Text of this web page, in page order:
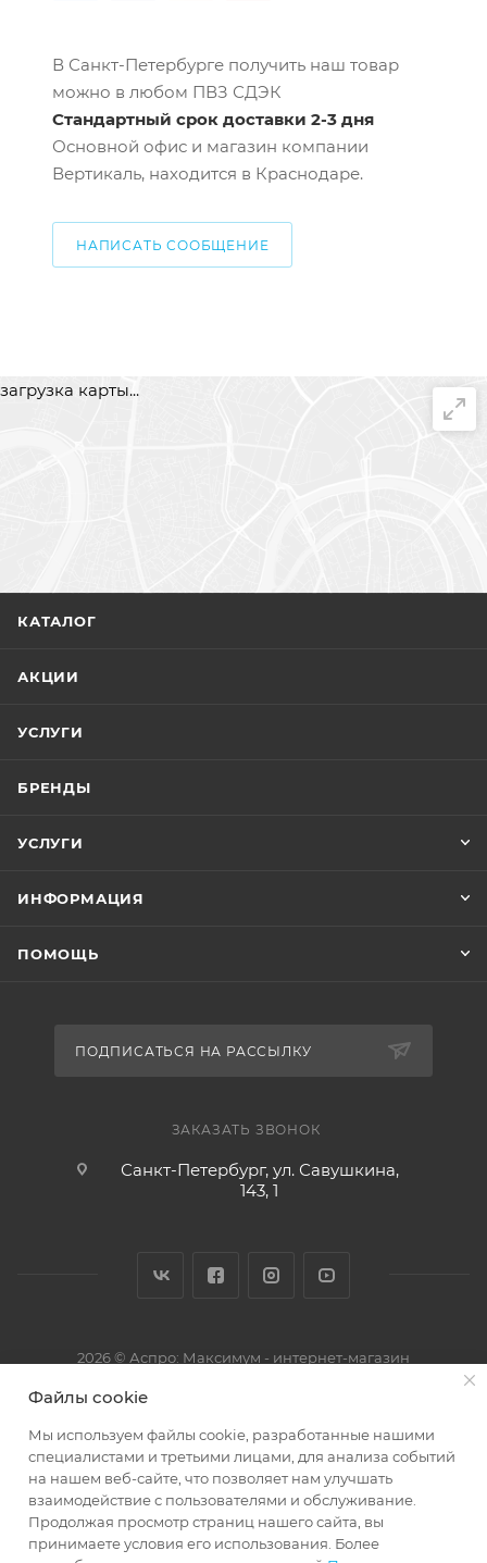
В Санкт-Петербурге получить наш товар
можно в любом ПВЗ СДЭК
Стандартный срок доставки 2-3 дня
Основной офис и магазин компании
Вертикаль, находится в Краснодаре.
НАПИСАТЬ СООБЩЕНИЕ
загрузка карты...
КАТАЛОГ
АКЦИИ
УСЛУГИ
БРЕНДЫ
УСЛУГИ
ИНФОРМАЦИЯ
ПОМОЩЬ
ПОДПИСАТЬСЯ НА РАССЫЛКУ
ЗАКАЗАТЬ ЗВОНОК
Санкт-Петербург, ул. Савушкина,
143, 1
2026 © Аспро: Максимум - интернет-магазин
Файлы cookie
Мы используем файлы cookie, разработанные нашими
специалистами и третьими лицами, для анализа событий
на нашем веб-сайте, что позволяет нам улучшать
взаимодействие с пользователями и обслуживание.
Продолжая просмотр страниц нашего сайта, вы
принимаете условия его использования. Более